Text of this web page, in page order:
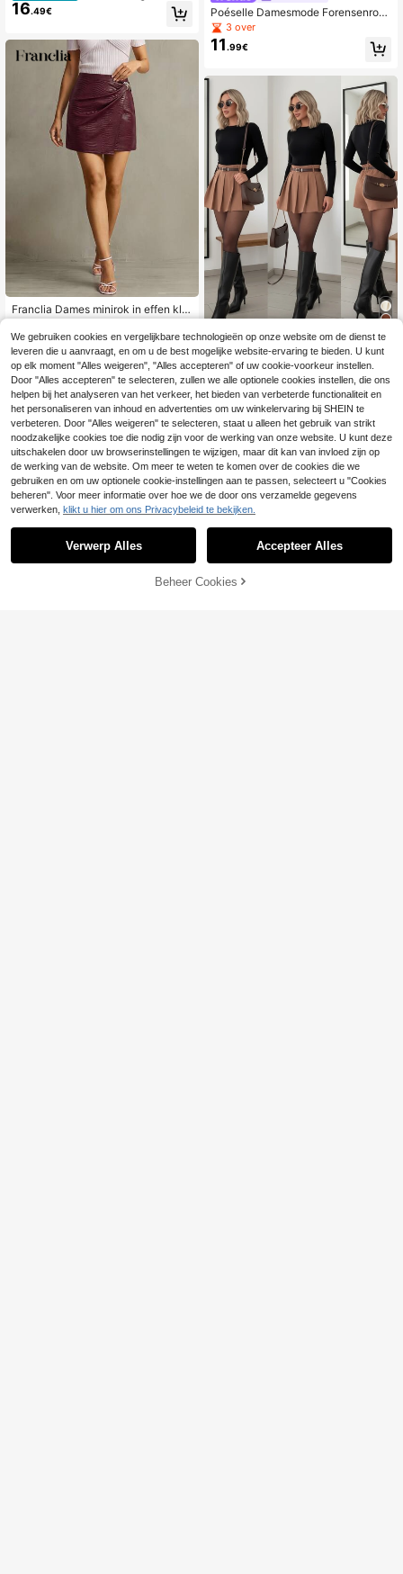
modieuze korte geplooide, verstelb
are strik aan de voorkant, dubbele l
PU-leren bordeauxrode damesrok,
herfst/winter
16.49€
Franclia Dames minirok in effen kle
ur met metalen details, casual en ve
elzijdig, perfect voor een avondje ui
t.
12.74€
Poéselle Damesmode Forensenrok
met voering, bordeauxrode PU-mini
rok, kerstfeest, elegante feestrok, ni
euwjaar, geschikt voor dagelijks ge
herfst/winter
3 over
11 .99€
Casual dames-pendelbroek met ge
plooide voorkant en ingebouwde sh
ort, tailleband met metalen gesp, ve
elzijdig voor alle seizoenen, zomer,
bruin
19.30€ 19.49€
TOEVOEGEN AAN WINKELWAGEN
We gebruiken cookies en vergelijkbare technologieën op onze website om de dienst te
leveren die u aanvraagt, en om u de best mogelijke website-ervaring te bieden. U kunt
op elk moment "Alles weigeren", "Alles accepteren" of uw cookie-voorkeur instellen.
Door "Alles accepteren" te selecteren, zullen we alle optionele cookies instellen, die ons
helpen bij het analyseren van het verkeer, het bieden van verbeterde functionaliteit en
het personaliseren van inhoud en advertenties om uw winkelervaring bij SHEIN te
verbeteren. Door "Alles weigeren" te selecteren, staat u alleen het gebruik van strikt
noodzakelijke cookies toe die nodig zijn voor de werking van onze website. U kunt deze
uitschakelen door uw browserinstellingen te wijzigen, maar dit kan van invloed zijn op
de werking van de website. Om meer te weten te komen over de cookies die we
gebruiken en om uw optionele cookie-instellingen aan te passen, selecteert u "Cookies
beheren". Voor meer informatie over hoe we de door ons verzamelde gegevens
verwerken, klikt u hier om ons Privacybeleid te bekijken.
Verwerp Alles Accepteer Alles
Beheer Cookies